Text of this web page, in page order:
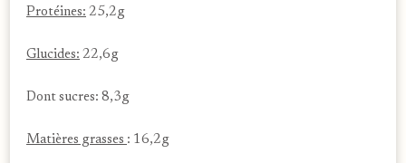
Protéines: 25,2g
Glucides: 22,6g
Dont sucres: 8,3g
Matières grasses : 16,2g